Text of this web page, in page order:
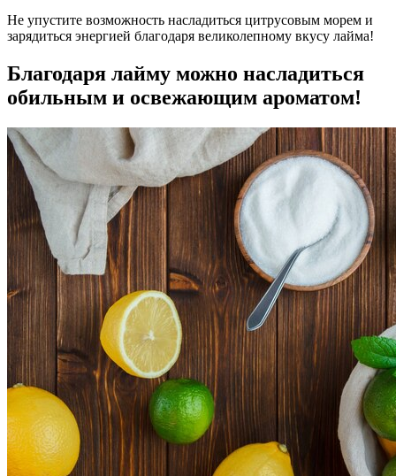
Не упустите возможность насладиться цитрусовым морем и
зарядиться энергией благодаря великолепному вкусу лайма!
Благодаря лайму можно насладиться
обильным и освежающим ароматом!